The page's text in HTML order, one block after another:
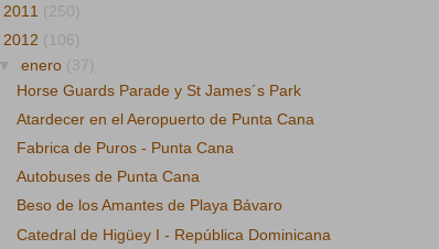
2011 (250)
2012 (106)
▼enero (37)
Horse Guards Parade y St James´s Park
Atardecer en el Aeropuerto de Punta Cana
Fabrica de Puros - Punta Cana
Autobuses de Punta Cana
Beso de los Amantes de Playa Bávaro
Catedral de Higüey I - República Dominicana